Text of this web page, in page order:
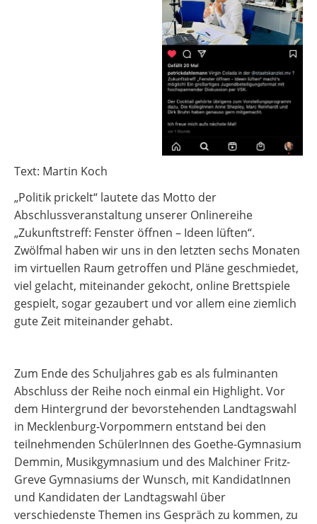
Text: Martin Koch
„Politik prickelt“ lautete das Motto der
Abschlussveranstaltung unserer Onlinereihe
„Zukunftstreff: Fenster öffnen – Ideen lüften“.
Zwölfmal haben wir uns in den letzten sechs Monaten
im virtuellen Raum getroffen und Pläne geschmiedet,
viel gelacht, miteinander gekocht, online Brettspiele
gespielt, sogar gezaubert und vor allem eine ziemlich
gute Zeit miteinander gehabt.
Zum Ende des Schuljahres gab es als fulminanten
Abschluss der Reihe noch einmal ein Highlight. Vor
dem Hintergrund der bevorstehenden Landtagswahl
in Mecklenburg-Vorpommern entstand bei den
teilnehmenden SchülerInnen des Goethe-Gymnasium
Demmin, Musikgymnasium und des Malchiner Fritz-
Greve Gymnasiums der Wunsch, mit KandidatInnen
und Kandidaten der Landtagswahl über
verschiedenste Themen ins Gespräch zu kommen, zu